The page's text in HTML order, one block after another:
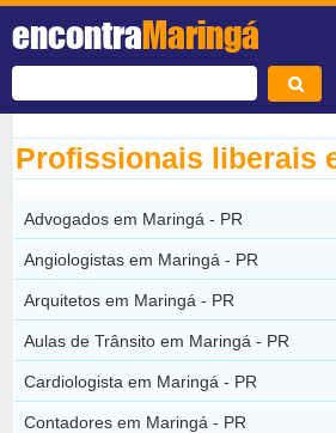
encontraMaringá
Profissionais liberais
Advogados em Maringá - PR
Angiologistas em Maringá - PR
Arquitetos em Maringá - PR
Aulas de Trânsito em Maringá - PR
Cardiologista em Maringá - PR
Contadores em Maringá - PR